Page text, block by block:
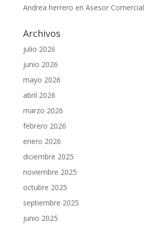
Andrea herrero en Asesor Comercial
Archivos
julio 2026
junio 2026
mayo 2026
abril 2026
marzo 2026
febrero 2026
enero 2026
diciembre 2025
noviembre 2025
octubre 2025
septiembre 2025
junio 2025